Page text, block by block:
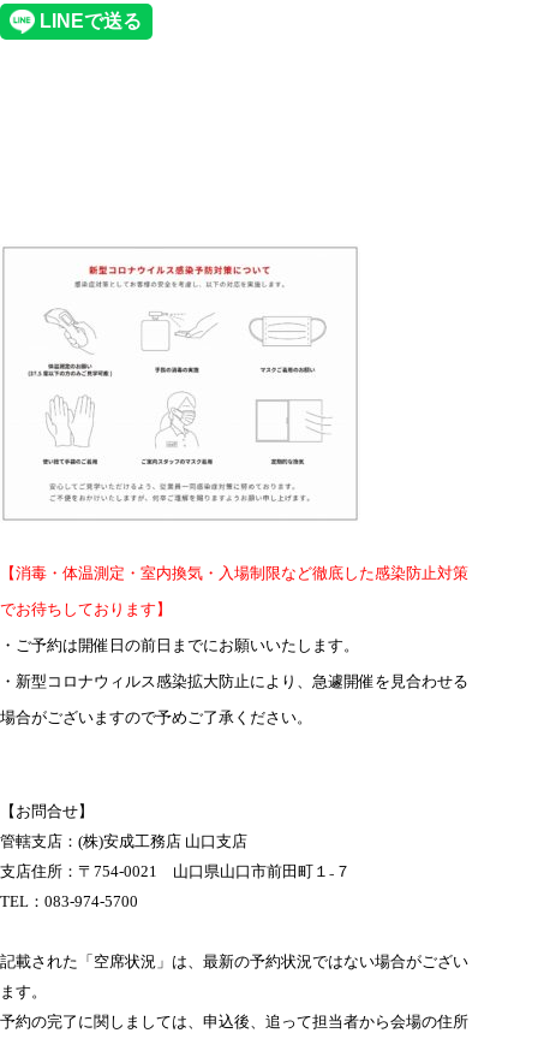
【消毒・体温測定・室内換気・入場制限など徹底した感染防止対策
でお待ちしております】
・ご予約は開催日の前日までにお願いいたします。
・新型コロナウィルス感染拡大防止により、急遽開催を見合わせる
場合がございますので予めご了承ください。
【お問合せ】
管轄支店：(株)安成工務店 山口支店
支店住所：〒 754-0021
山口県山口市前田町１₋７
TEL： 083-974-5700
記載された「空席状況」は、最新の予約状況ではない場合がござい
ます。
予約の完了に関しましては、申込後、追って担当者から会場の住所